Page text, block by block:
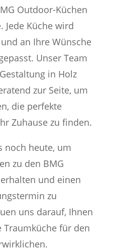
Outdoor-Küchen
Jede Küche wird
an Ihre Wünsche
Unser Team
in Holz
zur Seite, um
die perfekte
Zuhause zu finden.
noch heute, um
zu den BMG
und einen
zu
uns darauf, Ihnen
Traumküche für den